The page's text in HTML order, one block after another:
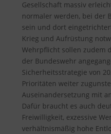
Gesellschaft massiv
normaler werden, bei der
sein und dort
Krieg und Aufrüstung
Wehrpflicht sollen zudem
der Bundeswehr
Sicherheitsstrategie von
Prioritäten weiter
Auseinandersetzung mit
Dafür braucht es auch
Freiwilligkeit, exzessive
verhältnismäßig hohe